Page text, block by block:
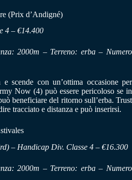
(Prix d’Andigné)
4 – €14.400
2000m – Terreno: erba – Numero
scende con un’ottima occasione per
Now (4) può essere pericoloso se in
beneficiare del ritorno sull’erba. Trust
tracciato e distanza e può inserirsi.
– Handicap Div. Classe 4 – €16.300
2000m – Terreno: erba – Numero